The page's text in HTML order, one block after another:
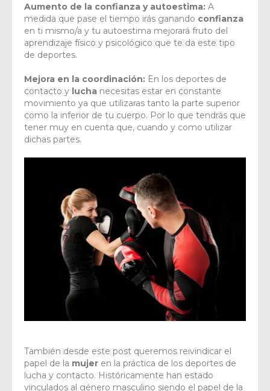
Aumento de la confianza y autoestima: A
medida que pase el tiempo irás ganando confianza
en ti mismo/a y tu autoestima mejorará fruto del
aprendizaje físico y psicológico que te da este tipo
de deportes.
Mejora en la coordinación: En los deportes de
contacto y lucha necesitas estar en constante
movimiento ya que utilizaras tanto la parte superior
como la inferior de tu cuerpo. Por lo que tendrás que
tener muy en cuenta que, cuando y como utilizar
dichas partes.
También desde este post queremos reivindicar el
papel de la mujer en la práctica de los deportes de
lucha y contacto. Históricamente han estado
vinculados al género masculino siendo el papel de la